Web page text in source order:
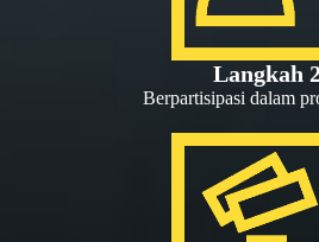
Langkah
Berpartisipasi dalam